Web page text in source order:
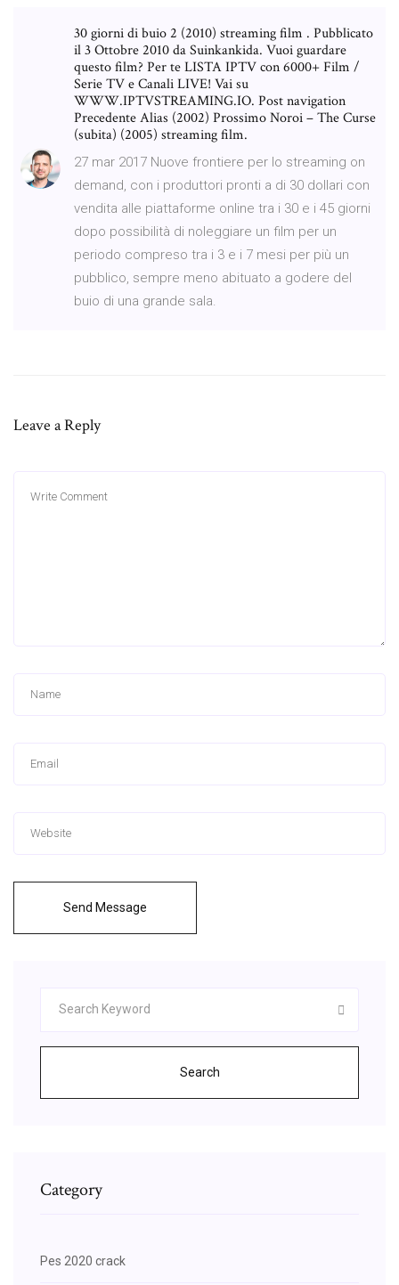
30 giorni di buio 2 (2010) streaming film . Pubblicato
il 3 Ottobre 2010 da Suinkankida. Vuoi guardare
questo film? Per te LISTA IPTV con 6000+ Film /
Serie TV e Canali LIVE! Vai su
WWW.IPTVSTREAMING.IO. Post navigation
Precedente Alias (2002) Prossimo Noroi – The Curse
(subita) (2005) streaming film.
27 mar 2017 Nuove frontiere per lo streaming on
demand, con i produttori pronti a di 30 dollari con
vendita alle piattaforme online tra i 30 e i 45 giorni
dopo possibilità di noleggiare un film per un
periodo compreso tra i 3 e i 7 mesi per più un
pubblico, sempre meno abituato a godere del
buio di una grande sala.
Leave a Reply
Send Message
Search
Category
Pes 2020 crack